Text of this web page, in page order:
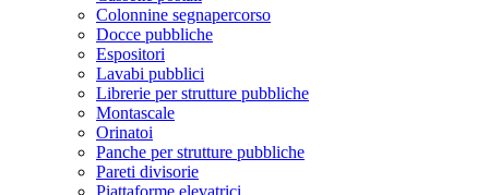
Colonnine segnapercorso
Docce pubbliche
Espositori
Lavabi pubblici
Librerie per strutture pubbliche
Montascale
Orinatoi
Panche per strutture pubbliche
Pareti divisorie